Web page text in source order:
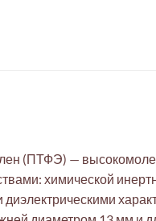
(ПТФЭ) —
химической
диэлектрическими